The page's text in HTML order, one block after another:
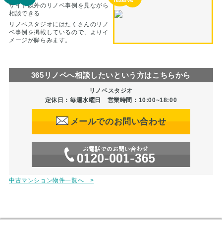
サイト以外のリノベ事例を 見ながら
相談できる
リノベスタジオにはたくさんのリノ
ベ事例を掲載しているので、よりイ
メージが膨らみます。
365リノベへ相談したいという方はこちらから
リノベスタジオ
定休日：毎週水曜日 営業時間：10:00~18:00
メールでのお問い合わせ
中古マンション物件一覧へ >